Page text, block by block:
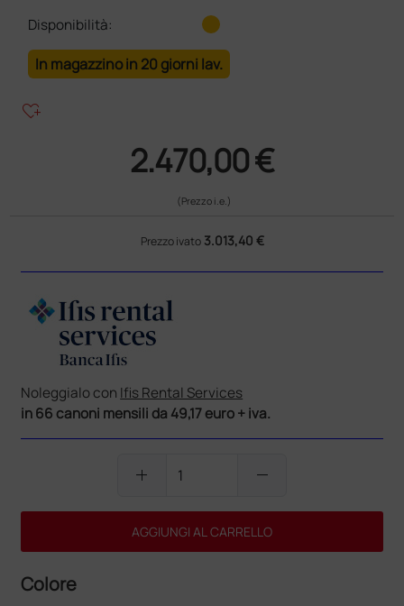
Disponibilità:
In magazzino in 20 giorni lav.
heart_plus
2.470,00 €
(Prezzo i.e.)
Prezzo ivato 3.013,40 €
Noleggialo con Ifis Rental Services
in 66 canoni mensili da 49,17 euro + iva.
add remove
AGGIUNGI AL CARRELLO
Colore